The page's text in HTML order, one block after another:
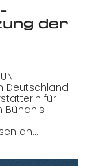
der
Deutschland
für
Bündnis
an…